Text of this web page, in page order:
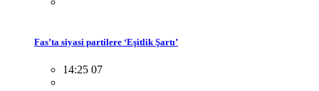
Fas’ta siyasi partilere ‘Eşitlik Şartı’
14:25 07